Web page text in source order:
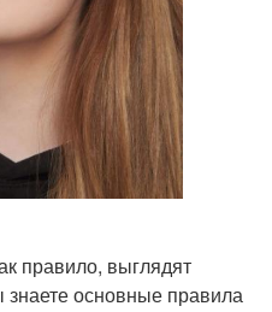
правило, выглядят
основные правила